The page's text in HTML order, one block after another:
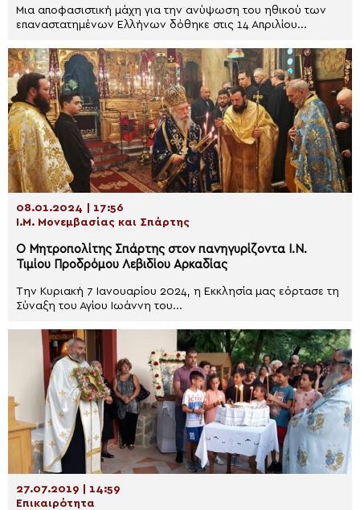
Μια αποφασιστική μάχη για την ανύψωση του ηθικού των
επαναστατημένων Ελλήνων δόθηκε στις 14 Απριλίου...
08.01.2024 | 17:56
Ι.Μ. Μονεμβασίας και Σπάρτης
Ο Μητροπολίτης Σπάρτης στον πανηγυρίζοντα Ι.Ν.
Τιμίου Προδρόμου Λεβιδίου Αρκαδίας
Την Κυριακή 7 Ιανουαρίου 2024, η Εκκλησία μας εόρτασε τη
Σύναξη του Αγίου Ιωάννη του...
27.07.2019 | 14:59
Επικαιρότητα